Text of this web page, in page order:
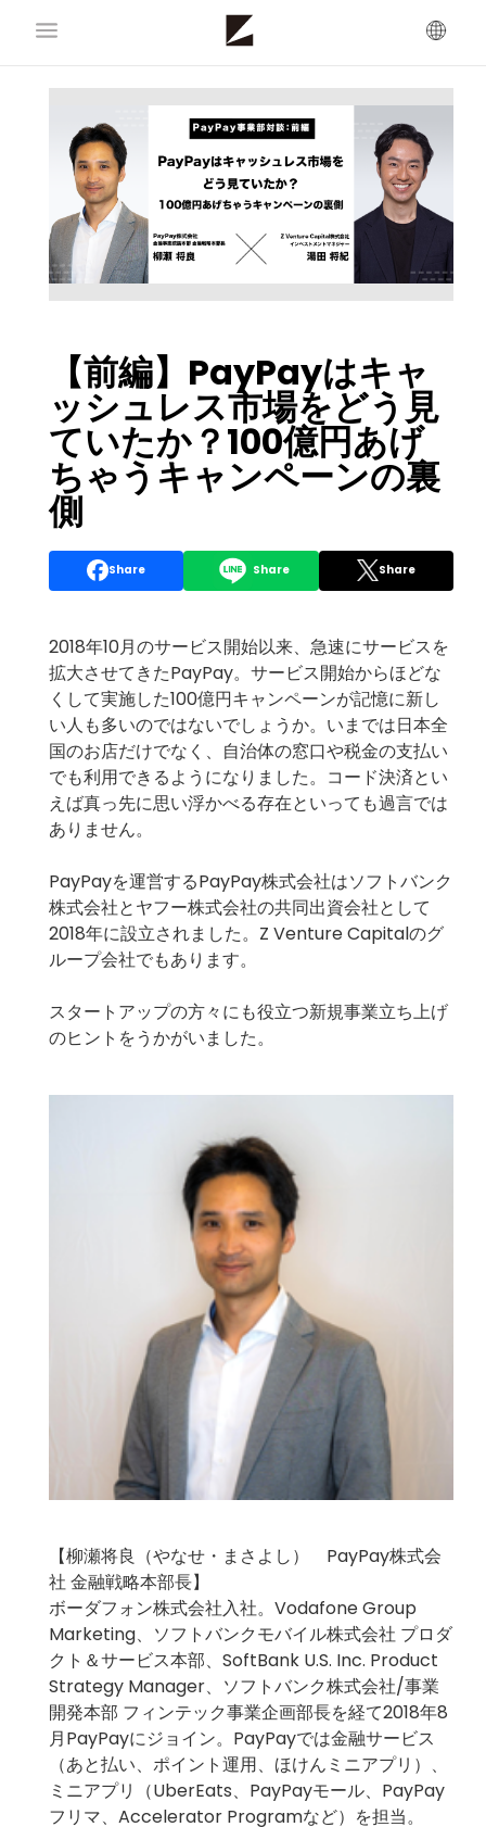
【前編】PayPayはキャ
ッシュレス市場をどう見
ていたか？100億円あげ
ちゃうキャンペーンの裏
側
Share Share Share
2018年10月のサービス開始以来、急速にサービスを
拡大させてきたPayPay。サービス開始からほどな
くして実施した100億円キャンペーンが記憶に新し
い人も多いのではないでしょうか。いまでは日本全
国のお店だけでなく、自治体の窓口や税金の支払い
でも利用できるようになりました。コード決済とい
えば真っ先に思い浮かべる存在といっても過言では
ありません。
PayPayを運営するPayPay株式会社はソフトバンク
株式会社とヤフー株式会社の共同出資会社として
2018年に設立されました。Z Venture Capitalのグ
ループ会社でもあります。
スタートアップの方々にも役立つ新規事業立ち上げ
のヒントをうかがいました。
【柳瀬将良（やなせ・まさよし） PayPay株式会
社 金融戦略本部長】
ボーダフォン株式会社入社。Vodafone Group
Marketing、ソフトバンクモバイル株式会社 プロダ
クト＆サービス本部、SoftBank U.S. Inc. Product
Strategy Manager、ソフトバンク株式会社/事業
開発本部 フィンテック事業企画部長を経て2018年8
月PayPayにジョイン。PayPayでは金融サービス
（あと払い、ポイント運用、ほけんミニアプリ）、
ミニアプリ（UberEats、PayPayモール、PayPay
フリマ、Accelerator Programなど）を担当。